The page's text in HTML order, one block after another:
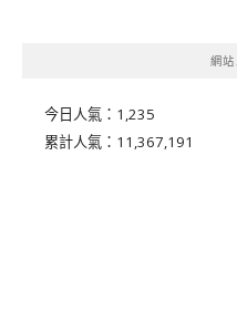
網
今日人氣： 1,235
累計人氣： 11,367,191